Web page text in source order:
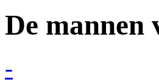
De mannen
-